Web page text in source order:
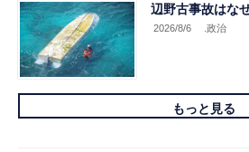
辺野古事故はな
2026/8/6 .政治
もっと見る